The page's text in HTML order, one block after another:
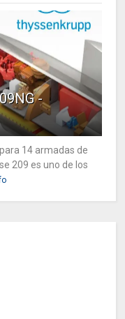
-
14 armadas de
209 es uno de los